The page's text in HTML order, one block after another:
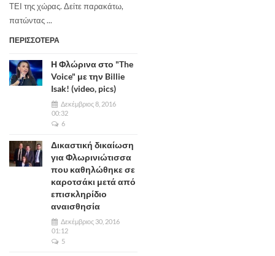
ΤΕΙ της χώρας. Δείτε παρακάτω,
πατώντας ...
ΠΕΡΙΣΣΟΤΕΡΑ
Η Φλώρινα στο "The
Voice" με την Billie
Isak! (video, pics)
Δεκέμβριος 8, 2016
00:32
6
Δικαστική δικαίωση
για Φλωρινιώτισσα
που καθηλώθηκε σε
καροτσάκι μετά από
επισκληρίδιο
αναισθησία
Δεκέμβριος 30, 2016
01:12
5